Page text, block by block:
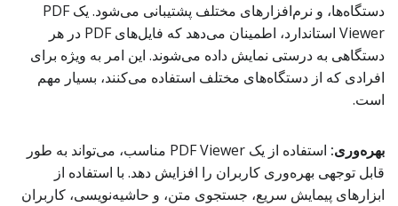
دستگاه‌ها، و نرم‌افزارهای مختلف پشتیبانی می‌شود. یک PDF
Viewer استاندارد، اطمینان می‌دهد که فایل‌های PDF در هر
دستگاهی به درستی نمایش داده می‌شوند. این امر به ویژه برای
افرادی که از دستگاه‌های مختلف استفاده می‌کنند، بسیار مهم
است.
بهره‌وری:
استفاده از یک PDF Viewer مناسب، می‌تواند به طور
قابل توجهی بهره‌وری کاربران را افزایش دهد. با استفاده از
ابزارهای پیمایش سریع، جستجوی متن، و حاشیه‌نویسی، کاربران